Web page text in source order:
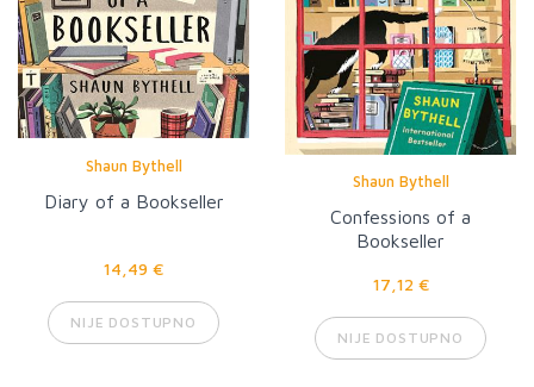
Shaun Bythell
Diary of a Bookseller
14,49 €
NIJE DOSTUPNO
Shaun Bythell
Confessions of a
Bookseller
17,12 €
NIJE DOSTUPNO